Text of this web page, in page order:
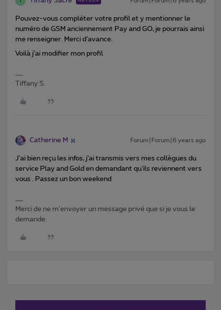
Pouvez-vous compléter votre profil et y mentionner le
numéro de GSM anciennement Pay and GO, je pourrais ainsi
me renseigner. Merci d’avance.
Voilà j’ai modifier mon profil
Tiffany S.
Catherine M Forum|Forum|6 years ago
J’ai bien reçu les infos, j’ai transmis vers mes collègues du
service Play and Gold en demandant qu’ils reviennent vers
vous . Passez un bon weekend
Merci de ne m'envoyer un message privé que si je vous le
demande.